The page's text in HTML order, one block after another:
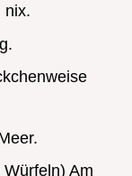
nix.
Würfeln) Am